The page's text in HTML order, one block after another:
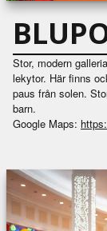
Stor, modern
lekytor. Här finns
paus från solen.
barn.
Google Maps: